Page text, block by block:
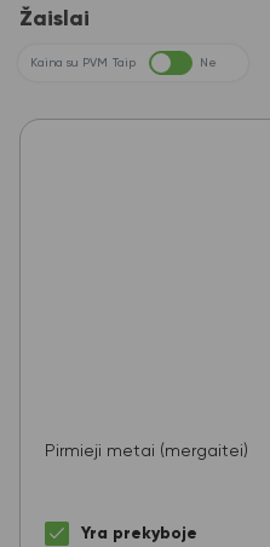
Žaislai
Kaina su PVM Taip Ne
Pirmieji metai (mergaitei)
Yra prekyboje